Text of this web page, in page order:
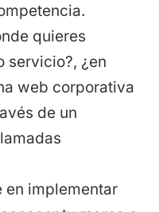
quieres
servicio?, ¿en
web corporativa
de un
en implementar